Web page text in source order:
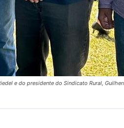
e do presidente do Sindicato Rural,